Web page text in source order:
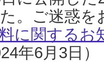
。ご迷惑
に関するお
年6月3日）